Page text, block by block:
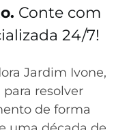
Conte com
24/7!
Jardim Ivone,
resolver
de forma